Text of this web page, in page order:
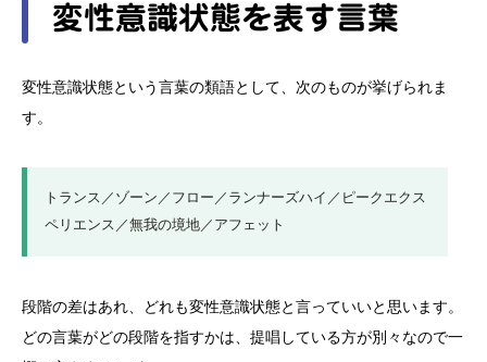
変性意識状態を表す言葉
変性意識状態という言葉の類語として、次のものが挙げられま
す。
トランス／ゾーン／フロー／ランナーズハイ／ピークエクス
ペリエンス／無我の境地／アフェット
段階の差はあれ、どれも変性意識状態と言っていいと思います。
どの言葉がどの段階を指すかは、提唱している方が別々なので一